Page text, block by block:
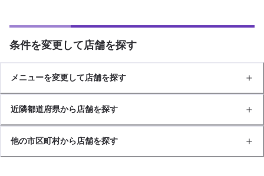
条件を変更して店舗を探す
メニューを変更して店舗を探す
近隣都道府県から店舗を探す
他の市区町村から店舗を探す